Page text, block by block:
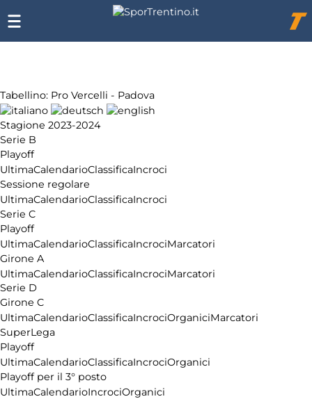
Tabellino: Pro Vercelli - Padova
Stagione 2023-2024
Serie B
Playoff
UltimaCalendarioClassificaIncroci
Sessione regolare
UltimaCalendarioClassificaIncroci
Serie C
Playoff
UltimaCalendarioClassificaIncrociMarcatori
Girone A
UltimaCalendarioClassificaIncrociMarcatori
Serie D
Girone C
UltimaCalendarioClassificaIncrociOrganiciMarcatori
SuperLega
Playoff
UltimaCalendarioClassificaIncrociOrganici
Playoff per il 3° posto
UltimaCalendarioIncrociOrganici
Chi
siamo
Affiliazione